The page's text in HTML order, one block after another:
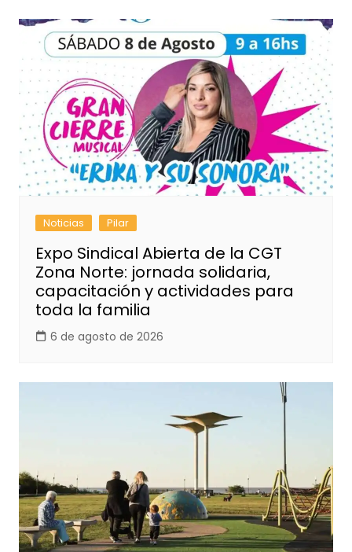
Noticias Pilar
Expo Sindical Abierta de la CGT
Zona Norte: jornada solidaria,
capacitación y actividades para
toda la familia
6 de agosto de 2026